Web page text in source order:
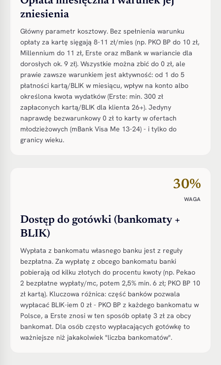
zniesienia
Główny parametr kosztowy. Bez spełnienia warunku
opłaty za kartę sięgają 8-11 zł/mies (np. PKO BP do 10 zł,
Millennium do 11 zł, Erste oraz mBank w wariancie dla
dorosłych ok. 9 zł). Wszystkie można zbić do 0 zł, ale
prawie zawsze warunkiem jest aktywność: od 1 do 5
płatności kartą/BLIK w miesiącu, wpływ na konto albo
określona kwota wydatków (Erste: min. 300 zł
zapłaconych kartą/BLIK dla klienta 26+). Jedyny
naprawdę bezwarunkowy 0 zł to karty w ofertach
młodzieżowych (mBank Visa Me 13-24) - i tylko do
granicy wieku.
30%
WAGA
Dostęp do gotówki (bankomaty +
BLIK)
Wypłata z bankomatu własnego banku jest z reguły
bezpłatna. Za wypłatę z obcego bankomatu banki
pobierają od kilku złotych do procentu kwoty (np. Pekao
2 bezpłatne wypłaty/mc, potem 2,5% min. 6 zł; PKO BP 10
zł kartą). Kluczowa różnica: część banków pozwala
wypłacać BLIK-iem 0 zł - PKO BP z każdego bankomatu w
Polsce, a Erste znosi w ten sposób opłatę 3 zł za obcy
bankomat. Dla osób często wypłacających gotówkę to
ważniejsze niż jakakolwiek "liczba bankomatów".